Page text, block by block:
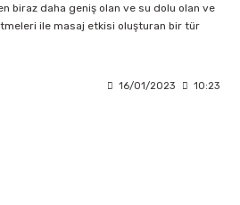
biraz daha geniş olan ve su dolu olan ve
ile masaj etkisi oluşturan bir tür
16/01/2023 10:23